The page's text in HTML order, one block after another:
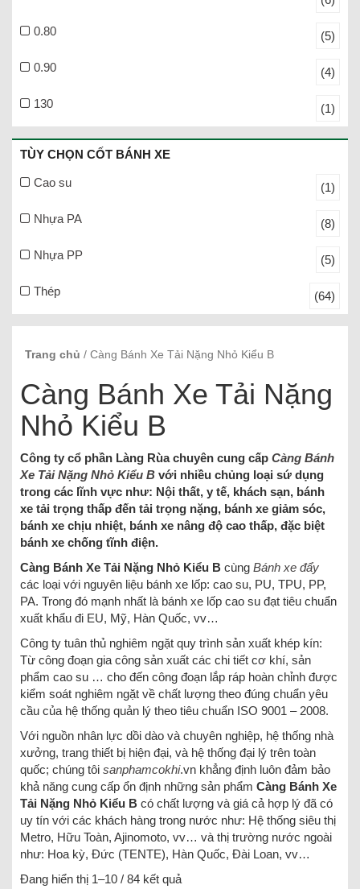
0.80 (5)
0.90 (4)
130 (1)
TÙY CHỌN CỐT BÁNH XE
Cao su (1)
Nhựa PA (8)
Nhựa PP (5)
Thép (64)
Trang chủ / Càng Bánh Xe Tải Nặng Nhỏ Kiểu B
Càng Bánh Xe Tải Nặng
Nhỏ Kiểu B
Công ty cổ phần Làng Rùa chuyên cung cấp Càng Bánh
Xe Tải Nặng Nhỏ Kiểu B với nhiều chủng loại sứ dụng
trong các lĩnh vực như: Nội thất, y tế, khách sạn, bánh
xe tải trọng thấp đến tải trọng nặng, bánh xe giảm sóc,
bánh xe chịu nhiệt, bánh xe nâng độ cao thấp, đặc biệt
bánh xe chống tĩnh điện.
Càng Bánh Xe Tải Nặng Nhỏ Kiểu B cùng Bánh xe đẩy
các loại với nguyên liệu bánh xe lốp: cao su, PU, TPU, PP,
PA. Trong đó mạnh nhất là bánh xe lốp cao su đạt tiêu chuẩn
xuất khẩu đi EU, Mỹ, Hàn Quốc, vv…
Công ty tuân thủ nghiêm ngặt quy trình sản xuất khép kín:
Từ công đoạn gia công sản xuất các chi tiết cơ khí, sản
phẩm cao su … cho đến công đoạn lắp ráp hoàn chỉnh được
kiểm soát nghiêm ngặt về chất lượng theo đúng chuẩn yêu
cầu của hệ thống quản lý theo tiêu chuẩn ISO 9001 – 2008.
Với nguồn nhân lực dồi dào và chuyên nghiệp, hệ thống nhà
xưởng, trang thiết bị hiện đại, và hệ thống đại lý trên toàn
quốc; chúng tôi sanphamcokhi.vn khẳng định luôn đảm bảo
khả năng cung cấp ổn định những sản phẩm Càng Bánh Xe
Tải Nặng Nhỏ Kiểu B có chất lượng và giá cả hợp lý đã có
uy tín với các khách hàng trong nước như: Hệ thống siêu thị
Metro, Hữu Toàn, Ajinomoto, vv… và thị trường nước ngoài
như: Hoa kỳ, Đức (TENTE), Hàn Quốc, Đài Loan, vv…
Đang hiển thị 1–10 / 84 kết quả